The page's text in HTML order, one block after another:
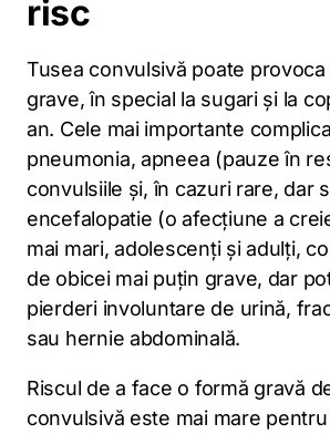
risc
Tusea convulsivă poate
grave, în special la sugari și la
an. Cele mai importante
pneumonia, apneea (pauze în
convulsiile și, în cazuri rare, dar
encefalopatie (o afecțiune a
mai mari, adolescenți și adulți,
de obicei mai puțin grave, dar
pierderi involuntare de urină,
sau hernie abdominală.
Riscul de a face o formă gravă
convulsivă este mai mare